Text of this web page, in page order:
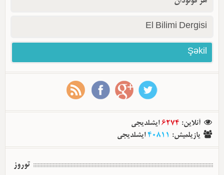
El Bilimi Dergisi
Şəkil
آنلاین:
6274ایشلدیجی
یازیلمیش:
40811ایشلدیجی
توروز